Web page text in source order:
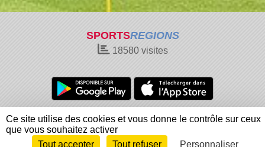
SPORTSREGIONS
18580visites
Charte cookies
Gestion des cookies
Informations légales
Signaler un contenu inapproprié
Envie de participer ?
Ce site utilise des cookies et vous donne le contrôle sur ceux
que vous souhaitez activer
Tout accepter
Tout refuser Personnaliser